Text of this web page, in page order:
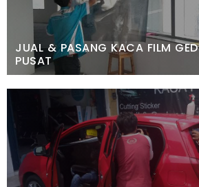
JUAL & PASANG KACA FILM
PUSAT